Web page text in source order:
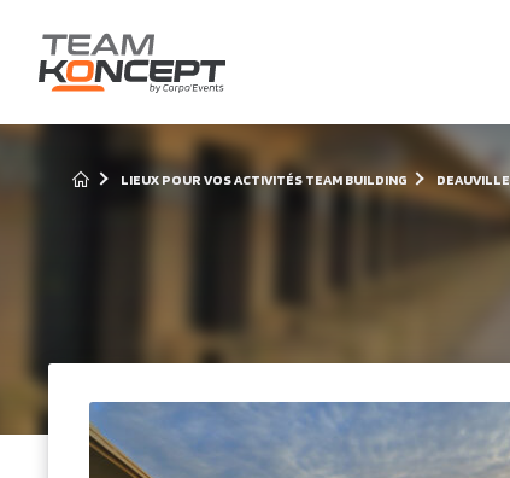
LIEUX POUR VOS ACTIVITÉS TEAM BUILDING DEAUVILLE